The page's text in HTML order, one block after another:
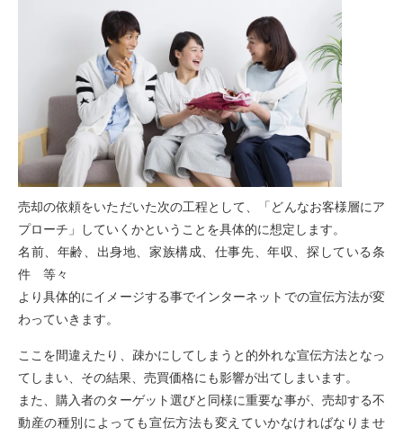
売却の依頼をいただいた次の工程として、「どんなお客様層にア
プローチ」していくかということを具体的に想定します。
名前、年齢、出身地、家族構成、仕事先、年収、探している条
件 等々
より具体的にイメージする事でインターネットでの宣伝方法が変
わっていきます。
ここを間違えたり、疎かにしてしまうと的外れな宣伝方法となっ
てしまい、その結果、売買価格にも影響が出てしまいます。
また、購入者のターゲット選びと同様に重要な事が、売却する不
動産の種別によっても宣伝方法も変えていかなければなりませ